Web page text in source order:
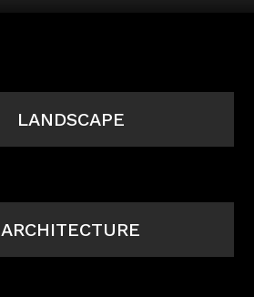
LANDSCAPE
ARCHITECTURE